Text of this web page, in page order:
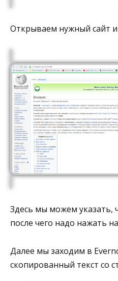
Открываем нужный сайт
Здесь мы можем указать,
после чего надо нажать
Далее мы заходим в
скопированный текст со